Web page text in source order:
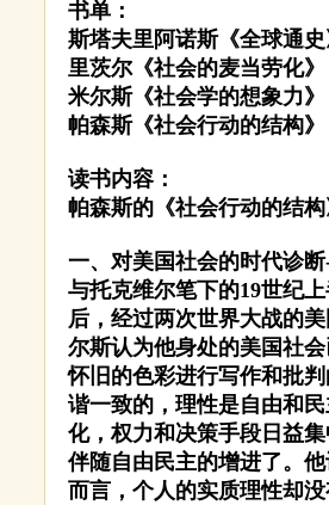
书单：
斯塔夫里阿诺斯《全球通
里茨尔《社会的麦当劳化》
米尔斯《社会学的想象力
帕森斯《社会行动的结构》
读书内容：
帕森斯的《社会行动的结
一、对美国社会的时代诊
与托克维尔笔下的19世纪
后，经过两次世界大战的
尔斯认为他身处的美国社
怀旧的色彩进行写作和批
谐一致的，理性是自由和
化，权力和决策手段日益
伴随自由民主的增进了。
而言，个人的实质理性却